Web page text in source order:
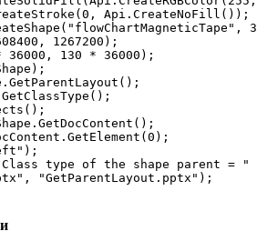
Api.CreateNoFill());
1267200);
36000, 130 * 36000);
type of the shape parent = "
"GetParentLayout.pptx");